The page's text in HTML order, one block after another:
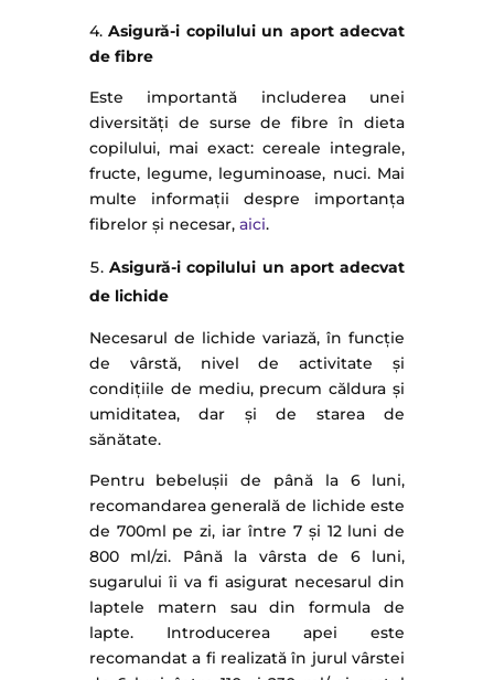
4.Asigură-i copilului un aport adecvat
de fibre
Este importantă includerea unei
diversități de surse de fibre în dieta
copilului, mai exact: cereale integrale,
fructe, legume, leguminoase, nuci. Mai
multe informații despre importanța
fibrelor și necesar, aici.
Asigură-i copilului un aport adecvat
de lichide
Necesarul de lichide variază, în funcție
de vârstă, nivel de activitate și
condițiile de mediu, precum căldura și
umiditatea, dar și de starea de
sănătate.
Pentru bebelușii de până la 6 luni,
recomandarea generală de lichide este
de 700ml pe zi, iar între 7 și 12 luni de
800 ml/zi. Până la vârsta de 6 luni,
sugarului îi va fi asigurat necesarul din
laptele matern sau din formula de
lapte. Introducerea apei este
recomandat a fi realizată în jurul vârstei